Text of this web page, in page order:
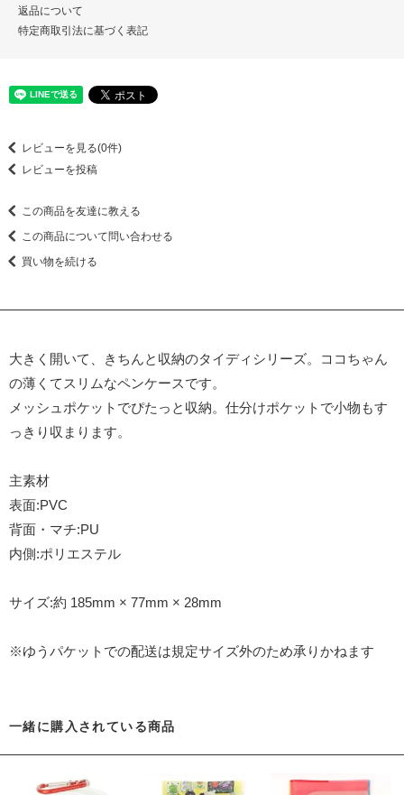
返品について
特定商取引法に基づく表記
レビューを見る(0件)
レビューを投稿
この商品を友達に教える
この商品について問い合わせる
買い物を続ける
大きく開いて、きちんと収納のタイディシリーズ。ココちゃん
の薄くてスリムなペンケースです。
メッシュポケットでぴたっと収納。仕分けポケットで小物もす
っきり収まります。
主素材
表面:PVC
背面・マチ:PU
内側:ポリエステル
サイズ:約 185mm × 77mm × 28mm
※ゆうパケットでの配送は規定サイズ外のため承りかねます
一緒に購入されている商品